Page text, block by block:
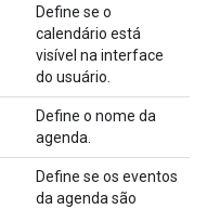
Define se o
calendário está
visível na interface
do usuário.
Define o nome da
agenda.
Define se os eventos
da agenda são